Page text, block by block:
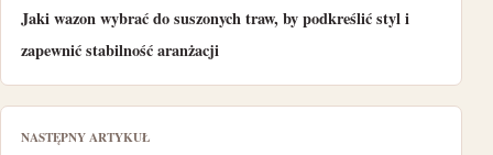
Jaki wazon wybrać do suszonych traw, by podkreślić styl i
zapewnić stabilność aranżacji
NASTĘPNY ARTYKUŁ